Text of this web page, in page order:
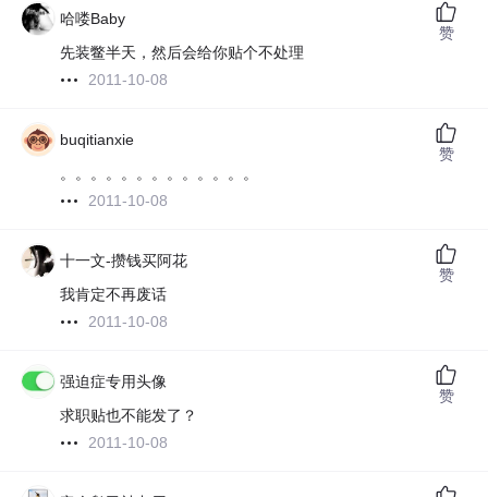
哈喽Baby
先装鳖半天，然后会给你贴个不处理
2011-10-08
赞
buqitianxie
。。。。。。。。。。。。。
2011-10-08
赞
十一文-攒钱买阿花
我肯定不再废话
2011-10-08
赞
强迫症专用头像
求职贴也不能发了？
2011-10-08
赞